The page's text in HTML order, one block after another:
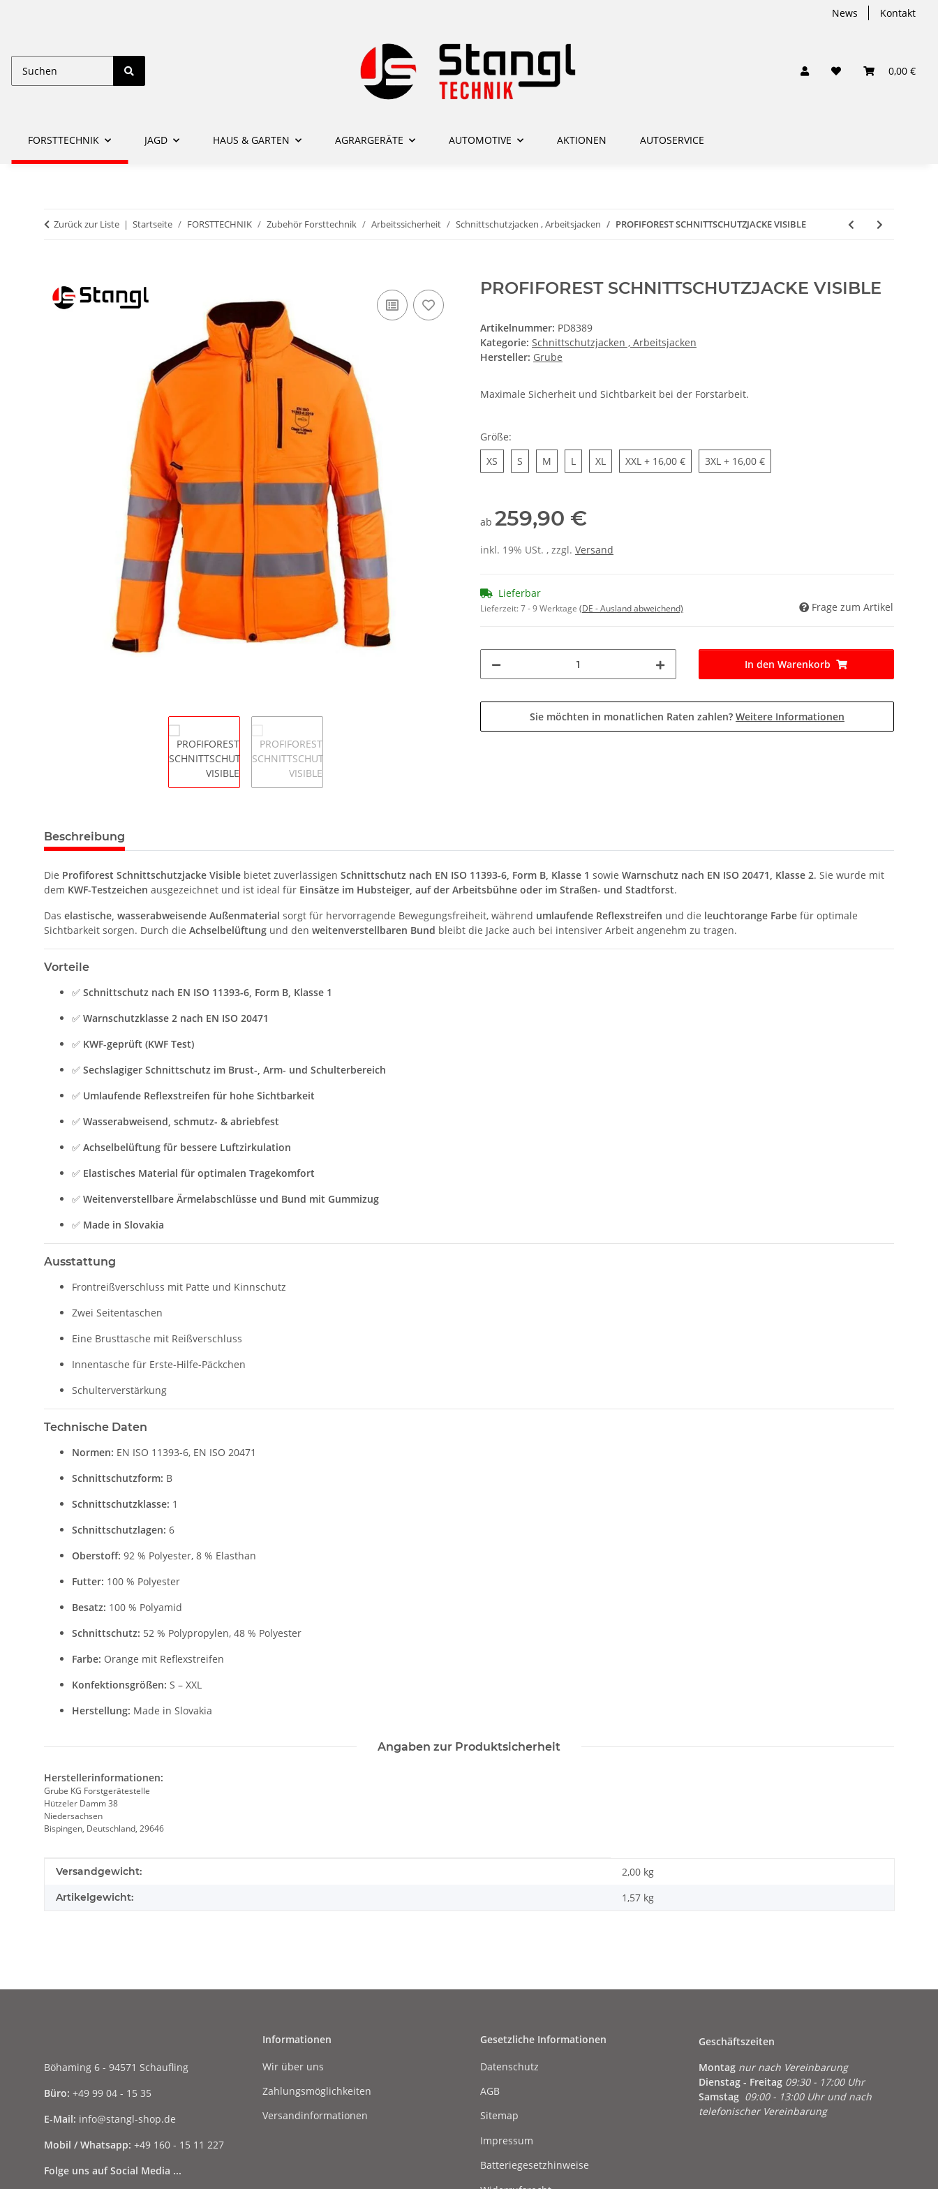
News Kontakt
0,00 €
FORSTTECHNIK JAGD HAUS & GARTEN AGRARGERÄTE AUTOMOTIVE AKTIONEN AUTOSERVICE
Zurück zur Liste Startseite FORSTTECHNIK Zubehör Forsttechnik Arbeitssicherheit Schnittschutzjacken , Arbeitsjacken PROFIFOREST SCHNITTSCHUTZJACKE VISIBLE
PROFIFOREST SCHNITTSCHUTZJACKE VISIBLE
Artikelnummer: PD8389
Kategorie: Schnittschutzjacken , Arbeitsjacken
Hersteller: Grube
Maximale Sicherheit und Sichtbarkeit bei der Forstarbeit.
Größe:
XS
S M L XL XXL XXL
+ 16,00 € 3XL 3XL
+ 16,00 €
ab 259,90 €
inkl. 19% USt. , zzgl. Versand
Lieferbar
Lieferzeit:7 - 9 Werktage (DE - Ausland abweichend) Frage zum Artikel
In den Warenkorb
Sie möchten in monatlichen Raten zahlen? Weitere Informationen
Beschreibung
Die Profiforest Schnittschutzjacke Visible bietet zuverlässigen Schnittschutz nach EN ISO 11393-6, Form B, Klasse 1 sowie Warnschutz nach EN ISO 20471, Klasse 2. Sie wurde mit
dem KWF-Testzeichen ausgezeichnet und ist ideal für Einsätze im Hubsteiger, auf der Arbeitsbühne oder im Straßen- und Stadtforst.
Das elastische, wasserabweisende Außenmaterial sorgt für hervorragende Bewegungsfreiheit, während umlaufende Reflexstreifen und die leuchtorange Farbe für optimale
Sichtbarkeit sorgen. Durch die Achselbelüftung und den weitenverstellbaren Bund bleibt die Jacke auch bei intensiver Arbeit angenehm zu tragen.
Vorteile
✅ Schnittschutz nach EN ISO 11393-6, Form B, Klasse 1
✅ Warnschutzklasse 2 nach EN ISO 20471
✅ KWF-geprüft (KWF Test)
✅ Sechslagiger Schnittschutz im Brust-, Arm- und Schulterbereich
✅ Umlaufende Reflexstreifen für hohe Sichtbarkeit
✅ Wasserabweisend, schmutz- & abriebfest
✅ Achselbelüftung für bessere Luftzirkulation
✅ Elastisches Material für optimalen Tragekomfort
✅ Weitenverstellbare Ärmelabschlüsse und Bund mit Gummizug
✅ Made in Slovakia
Ausstattung
Frontreißverschluss mit Patte und Kinnschutz
Zwei Seitentaschen
Eine Brusttasche mit Reißverschluss
Innentasche für Erste-Hilfe-Päckchen
Schulterverstärkung
Technische Daten
Normen: EN ISO 11393-6, EN ISO 20471
Schnittschutzform: B
Schnittschutzklasse: 1
Schnittschutzlagen: 6
Oberstoff: 92 % Polyester, 8 % Elasthan
Futter: 100 % Polyester
Besatz: 100 % Polyamid
Schnittschutz: 52 % Polypropylen, 48 % Polyester
Farbe: Orange mit Reflexstreifen
Konfektionsgrößen: S – XXL
Herstellung: Made in Slovakia
Angaben zur Produktsicherheit
Herstellerinformationen:
Grube KG Forstgerätestelle
Hützeler Damm 38
Niedersachsen
Bispingen, Deutschland, 29646
Produkteigenschaft
Wert
Versandgewicht: 2,00 kg
Artikelgewicht: 1,57 kg
Böhaming 6 - 94571 Schaufling
Büro: +49 99 04 - 15 35
E-Mail: info@stangl-shop.de
Mobil / Whatsapp: +49 160 - 15 11 227
Folge uns auf Social Media ...
Informationen
Wir über uns
Zahlungsmöglichkeiten
Versandinformationen
Gesetzliche Informationen
Datenschutz
AGB
Sitemap
Impressum
Batteriegesetzhinweise
Geschäftszeiten
Montag nur nach Vereinbarung
Dienstag - Freitag 09:30 - 17:00 Uhr
Samstag 09:00 - 13:00 Uhr und nach
telefonischer Vereinbarung